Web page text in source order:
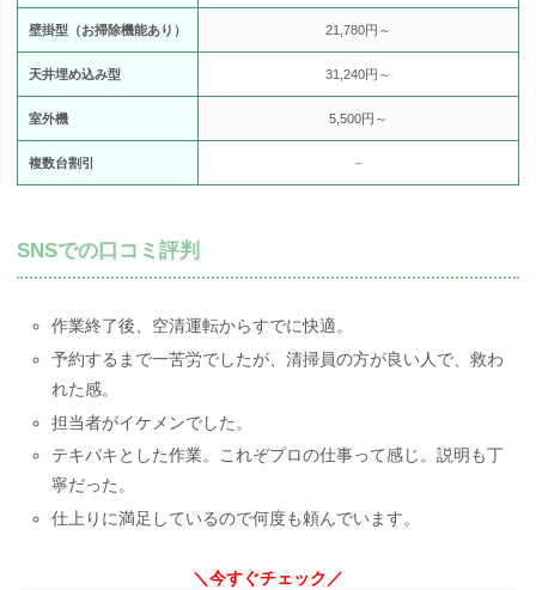
壁掛型（お掃除機能あり） 21,780円～
天井埋め込み型 31,240円～
室外機 5,500円～
複数台割引 －
SNSでの口コミ評判
作業終了後、空清運転からすでに快適。
予約するまで一苦労でしたが、清掃員の方が良い人で、救わ
れた感。
担当者がイケメンでした。
テキパキとした作業。これぞプロの仕事って感じ。説明も丁
寧だった。
仕上りに満足しているので何度も頼んでいます。
＼今すぐチェック／